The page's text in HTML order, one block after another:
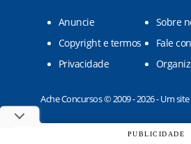
Anuncie
Sobre
Copyright e termos
Fale
Privacidade
Ache Concursos © 2009 - 2026 - Um
PUBLICIDADE